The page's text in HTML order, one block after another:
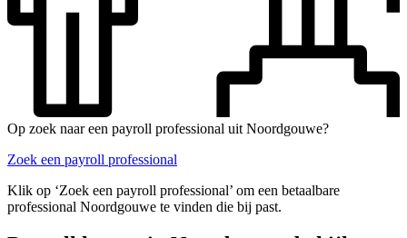
Op zoek naar een payroll professional uit Noordgouwe?
Zoek een payroll professional
Klik op ‘Zoek een payroll professional’ om een betaalbare
professional Noordgouwe te vinden die bij past.